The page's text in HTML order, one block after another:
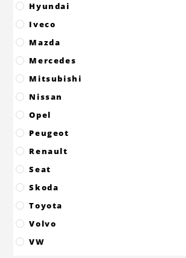
Hyundai
Iveco
Mazda
Mercedes
Mitsubishi
Nissan
Opel
Peugeot
Renault
Seat
Skoda
Toyota
Volvo
VW